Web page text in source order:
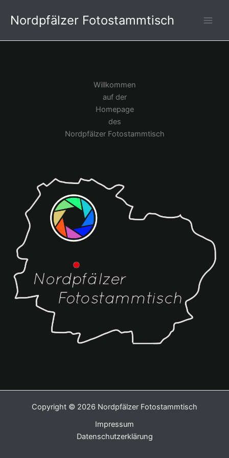
InhaltNordpfälzer Fotostammtisch
Willkommen
auf der
Homepage
des
Nordpfälzer Fotostammtisch
Copyright © 2026 Nordpfälzer Fotostammtisch
Impressum
Datenschutzerklärung